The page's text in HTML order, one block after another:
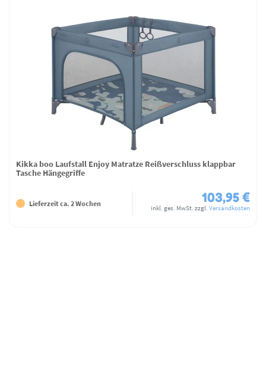
Kikka boo Laufstall Enjoy Matratze Reißverschluss klappbar
Tasche Hängegriffe
Lieferzeit ca. 2 Wochen 103,95 €
inkl. ges. MwSt. zzgl. Versandkosten